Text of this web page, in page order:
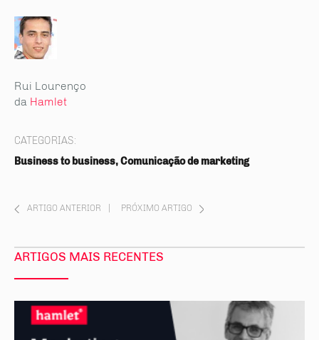
Rui Lourenço
da Hamlet
CATEGORIAS:
Business to business, Comunicação de marketing
ARTIGO ANTERIOR PRÓXIMO ARTIGO
ARTIGOS MAIS RECENTES